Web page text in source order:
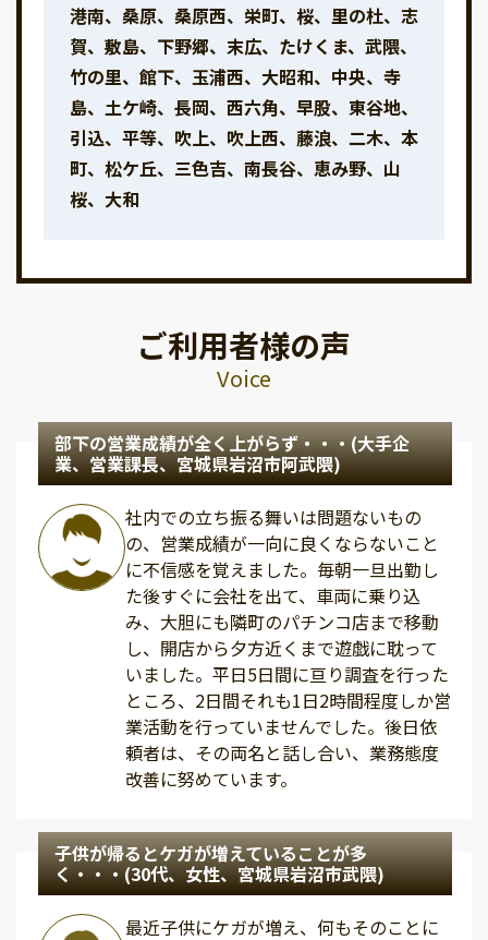
港南、桑原、桑原西、栄町、桜、里の杜、志
賀、敷島、下野郷、末広、たけくま、武隈、
竹の里、館下、玉浦西、大昭和、中央、寺
島、土ケ崎、長岡、西六角、早股、東谷地、
引込、平等、吹上、吹上西、藤浪、二木、本
町、松ケ丘、三色吉、南長谷、恵み野、山
桜、大和
ご利用者様の声
Voice
部下の営業成績が全く上がらず・・・(大手企
業、営業課長、宮城県岩沼市阿武隈)
社内での立ち振る舞いは問題ないもの
の、営業成績が一向に良くならないこと
に不信感を覚えました。毎朝一旦出勤し
た後すぐに会社を出て、車両に乗り込
み、大胆にも隣町のパチンコ店まで移動
し、開店から夕方近くまで遊戯に耽って
いました。平日5日間に亘り調査を行った
ところ、2日間それも1日2時間程度しか営
業活動を行っていませんでした。後日依
頼者は、その両名と話し合い、業務態度
改善に努めています。
子供が帰るとケガが増えていることが多
く・・・(30代、女性、宮城県岩沼市武隈)
最近子供にケガが増え、何もそのことに